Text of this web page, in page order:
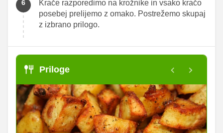
Krače razporedimo na krožnike in vsako kračo
posebej prelijemo z omako. Postrežemo skupaj
z izbrano prilogo.
Priloge